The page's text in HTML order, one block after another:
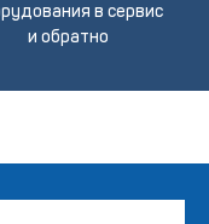
в сервис
и обратно